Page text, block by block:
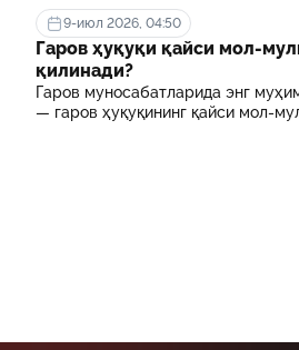
муассасасида ўқиш учун
маблағининг бир қисмини
9-июл 2026, 04:50
Гаров ҳуқуқи қайси мол-
қилинади?
Гаров муносабатларида энг
— гаров ҳуқуқининг қайси мол-